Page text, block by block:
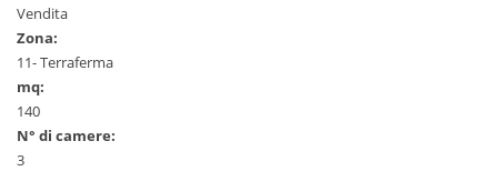
Vendita
Zona:
11- Terraferma
mq:
140
N° di camere:
3